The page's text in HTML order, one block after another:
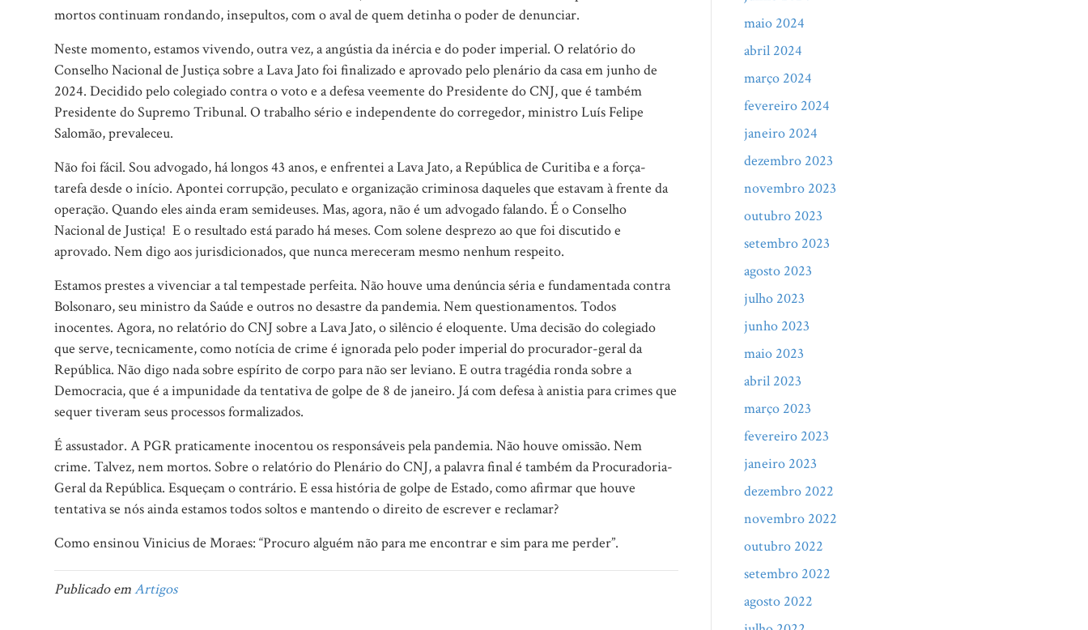
mortos continuam rondando, insepultos, com o aval de quem detinha o poder de denunciar.
Neste momento, estamos vivendo, outra vez, a angústia da inércia e do poder imperial. O relatório do
Conselho Nacional de Justiça sobre a Lava Jato foi finalizado e aprovado pelo plenário da casa em junho de
2024. Decidido pelo colegiado contra o voto e a defesa veemente do Presidente do CNJ, que é também
Presidente do Supremo Tribunal. O trabalho sério e independente do corregedor, ministro Luís Felipe
Salomão, prevaleceu.
Não foi fácil. Sou advogado, há longos 43 anos, e enfrentei a Lava Jato, a República de Curitiba e a força-
tarefa desde o início. Apontei corrupção, peculato e organização criminosa daqueles que estavam à frente da
operação. Quando eles ainda eram semideuses. Mas, agora, não é um advogado falando. É o Conselho
Nacional de Justiça! E o resultado está parado há meses. Com solene desprezo ao que foi discutido e
aprovado. Nem digo aos jurisdicionados, que nunca mereceram mesmo nenhum respeito.
Estamos prestes a vivenciar a tal tempestade perfeita. Não houve uma denúncia séria e fundamentada contra
Bolsonaro, seu ministro da Saúde e outros no desastre da pandemia. Nem questionamentos. Todos
inocentes. Agora, no relatório do CNJ sobre a Lava Jato, o silêncio é eloquente. Uma decisão do colegiado
que serve, tecnicamente, como notícia de crime é ignorada pelo poder imperial do procurador-geral da
República. Não digo nada sobre espírito de corpo para não ser leviano. E outra tragédia ronda sobre a
Democracia, que é a impunidade da tentativa de golpe de 8 de janeiro. Já com defesa à anistia para crimes que
sequer tiveram seus processos formalizados.
É assustador. A PGR praticamente inocentou os responsáveis pela pandemia. Não houve omissão. Nem
crime. Talvez, nem mortos. Sobre o relatório do Plenário do CNJ, a palavra final é também da Procuradoria-
Geral da República. Esqueçam o contrário. E essa história de golpe de Estado, como afirmar que houve
tentativa se nós ainda estamos todos soltos e mantendo o direito de escrever e reclamar?
Como ensinou Vinicius de Moraes: “Procuro alguém não para me encontrar e sim para me perder”.
Publicado emArtigos
maio 2024
abril 2024
março 2024
fevereiro 2024
janeiro 2024
dezembro 2023
novembro 2023
outubro 2023
setembro 2023
agosto 2023
julho 2023
junho 2023
maio 2023
abril 2023
março 2023
fevereiro 2023
janeiro 2023
dezembro 2022
novembro 2022
outubro 2022
setembro 2022
agosto 2022